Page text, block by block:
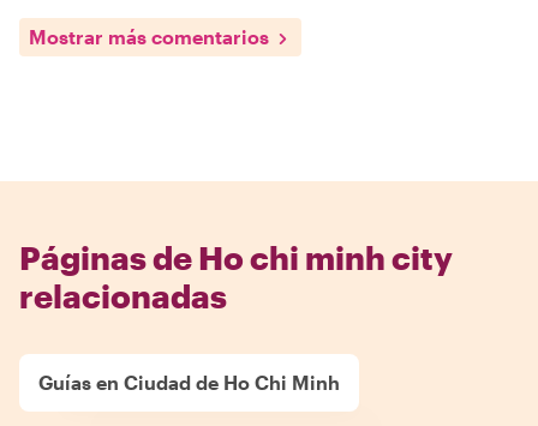
Mostrar más comentarios
Páginas de Ho chi minh city
relacionadas
Guías en Ciudad de Ho Chi Minh